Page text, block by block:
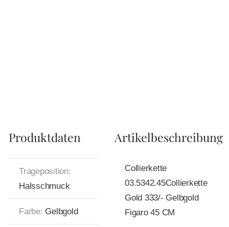
Produktdaten
Trageposition:
Halsschmuck
Farbe: Gelbgold
Artikelbeschreibung
Collierkette
03.5342.45Collierkette
Gold 333/- Gelbgold
Figaro 45 CM